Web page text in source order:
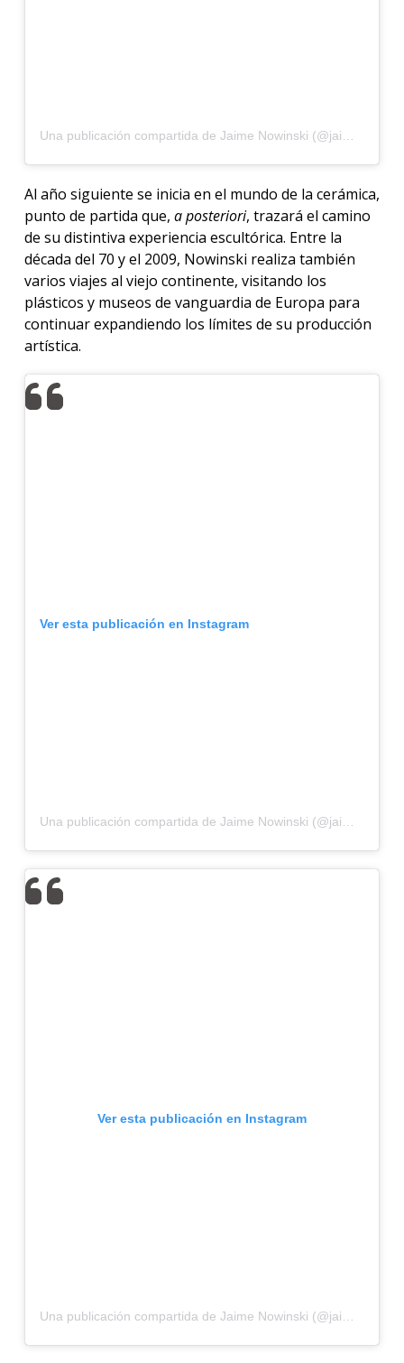
Al año siguiente se inicia en el mundo de la cerámica,
punto de partida que, a posteriori, trazará el camino
de su distintiva experiencia escultórica. Entre la
década del 70 y el 2009, Nowinski realiza también
varios viajes al viejo continente, visitando los
plásticos y museos de vanguardia de Europa para
continuar expandiendo los límites de su producción
artística.
Ver esta publicación en Instagram
Una publicación compartida de Jaime Nowinski (@jaimenowinski)
Ver esta publicación en Instagram